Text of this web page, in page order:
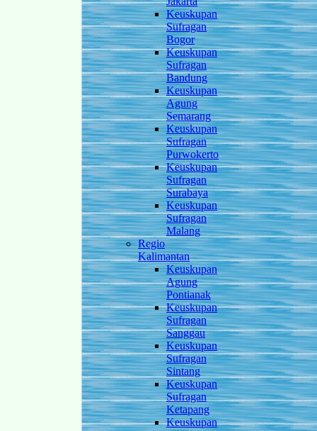
Keuskupan
Sufragan
Bogor
Keuskupan
Sufragan
Bandung
Keuskupan
Agung
Semarang
Keuskupan
Sufragan
Purwokerto
Keuskupan
Sufragan
Surabaya
Keuskupan
Sufragan
Malang
Regio
Kalimantan
Keuskupan
Agung
Pontianak
Keuskupan
Sufragan
Sanggau
Keuskupan
Sufragan
Sintang
Keuskupan
Sufragan
Ketapang
Keuskupan